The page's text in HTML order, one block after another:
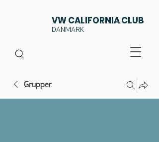
VW CALIFORNIA CLUB
DANMARK
Grupper